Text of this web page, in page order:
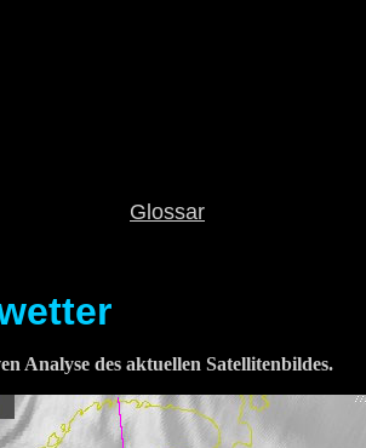
Glossar
Analyse des aktuellen Satellitenbildes.